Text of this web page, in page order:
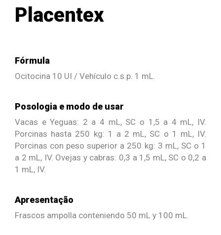
Placentex
Fórmula
Ocitocina 10 UI / Vehículo c.s.p. 1 mL.
Posologia e modo de usar
Vacas e Yeguas: 2 a 4 mL, SC o 1,5 a 4 mL, IV.
Porcinas hasta 250 kg: 1 a 2 mL, SC o 1 mL, IV.
Porcinas con peso superior a 250 kg: 3 mL, SC o 1
a 2 mL, IV. Ovejas y cabras: 0,3 a 1,5 mL, SC o 0,2 a
1 mL, IV.
Apresentação
Frascos ampolla conteniendo 50 mL y 100 mL.